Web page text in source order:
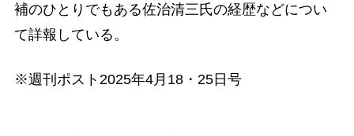
補のひとりでもある佐治清三氏の経歴などについ
て詳報している。
※週刊ポスト2025年4月18・25日号